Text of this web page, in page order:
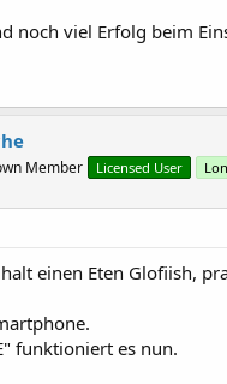
noch viel Erfolg beim
Member Licensed User
einen Eten Glofiish,
funktioniert es nun.